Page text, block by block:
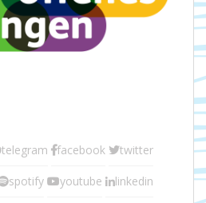
telegram facebook twitter
spotify youtube linkedin